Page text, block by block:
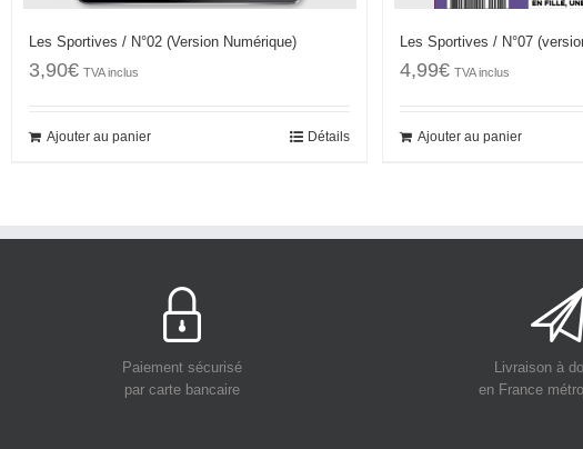
Les Sportives / N°02 (Version Numérique)
3,90€ TVA inclus
Ajouter au panier Détails
Les Sportives / N°07
4,99€ TVA inclus
Ajouter au panier
Paiement sécurisé
par carte bancaire
Livraison à
en France